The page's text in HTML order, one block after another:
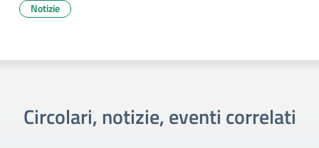
Notizie
Circolari, notizie, eventi correlati